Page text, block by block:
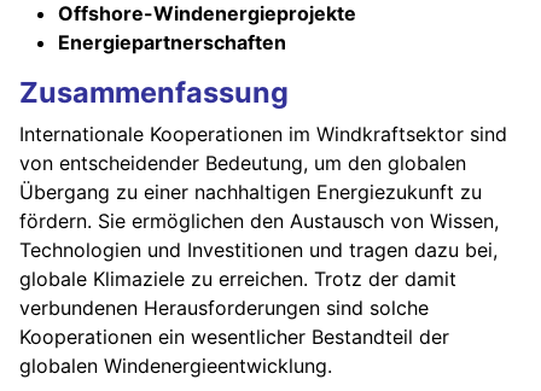
Offshore-Windenergieprojekte
Energiepartnerschaften
Zusammenfassung
Internationale Kooperationen im Windkraftsektor sind
von entscheidender Bedeutung, um den globalen
Übergang zu einer nachhaltigen Energiezukunft zu
fördern. Sie ermöglichen den Austausch von Wissen,
Technologien und Investitionen und tragen dazu bei,
globale Klimaziele zu erreichen. Trotz der damit
verbundenen Herausforderungen sind solche
Kooperationen ein wesentlicher Bestandteil der
globalen Windenergieentwicklung.